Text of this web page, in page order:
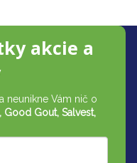
akcie a
neunikne Vám nič o
Good Gout, Salvest,